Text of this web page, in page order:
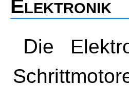
Elektronik
Die Elektronik besteht im wesentlichen aus drei